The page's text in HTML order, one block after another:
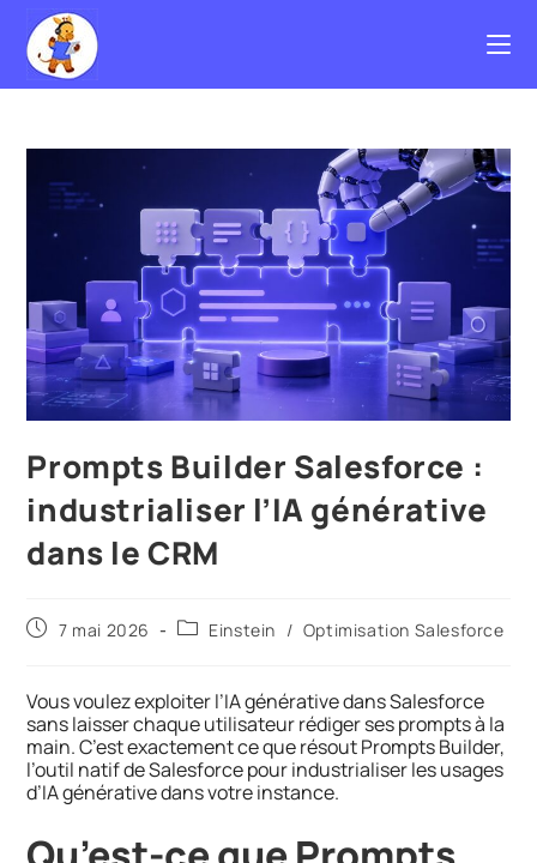
Prompts Builder Salesforce :
industrialiser l’IA générative
dans le CRM
7 mai 2026 Einstein / Optimisation Salesforce
Vous voulez exploiter l’IA générative dans Salesforce
sans laisser chaque utilisateur rédiger ses prompts à la
main. C’est exactement ce que résout Prompts Builder,
l’outil natif de Salesforce pour industrialiser les usages
d’IA générative dans votre instance.